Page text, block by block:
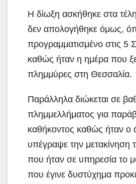
Η δίωξη ασκήθηκε στα
δεν απολογήθηκε όμως,
προγραμματισμένο στις 5
καθώς ήταν η ημέρα που
πλημμύρες στη Θεσσαλία.
Παράλληλα διώκεται σε
πλημμελλήματος για
καθήκοντος καθώς ήταν
υπέγραψε την μετακίνηση
που ήταν σε υπηρεσία το
που έγινε δυστύχημα